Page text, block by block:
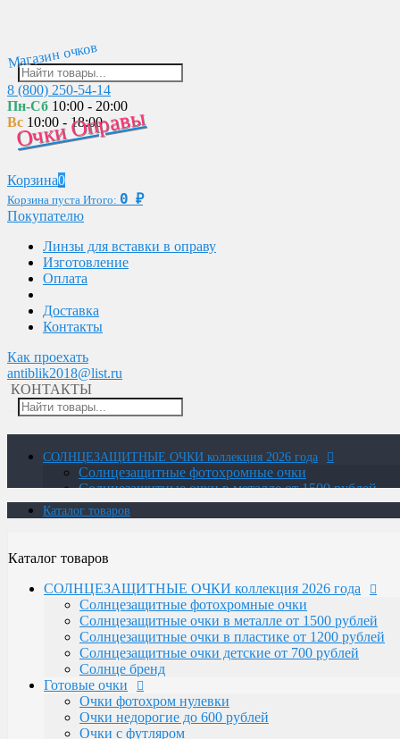
Очки Оправы
Магазин очков
8 (800) 250-54-14
Пн-Сб 10:00 - 20:00
Вс 10:00 - 18:00
Корзина0
Корзина пуста Итого: 0 ₽
Покупателю
Линзы для вставки в оправу
Изготовление
Оплата
Доставка
Контакты
Как проехать
antiblik2018@list.ru
КОНТАКТЫ
СОЛНЦЕЗАЩИТНЫЕ ОЧКИ коллекция 2026 года
Солнцезащитные фотохромные очки
Солнцезащитные очки в металле от 1500 рублей
Солнцезащитные очки в пластике от 1200 рублей
Солнцезащитные очки детские от 700 рублей
Готовые очки
Очки фотохром нулевки
Очки недорогие до 600 рублей
Очки с футляром
Очки с диоптриями с полимерными линзами от
Очки в пластиковой оправе от 1000 рублей
Очки в металлической оправе от 1200 до 1500
Очки с тонированными и ф/х линзами в
Очки с тонированными и фотохромными
Очки-лупа
Очки Elife
Очки с диоптриями со стеклянными линзами
Каталог товаров
Каталог товаров
СОЛНЦЕЗАЩИТНЫЕ ОЧКИ коллекция 2026 года
Солнцезащитные фотохромные очки
Солнцезащитные очки в металле от 1500 рублей
Солнцезащитные очки в пластике от 1200 рублей
Солнцезащитные очки детские от 700 рублей
Солнце бренд
Готовые очки
Очки фотохром нулевки
Очки недорогие до 600 рублей
Очки с футляром